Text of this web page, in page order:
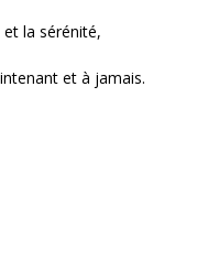
la sérénité,
et à jamais.